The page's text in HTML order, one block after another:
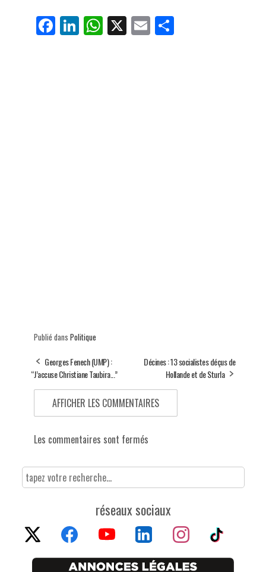
Fa
ce
Li
nk
W
ha
X E
m
Pa
rt
Publié dans Politique
Georges Fenech (UMP) :
“J’accuse Christiane Taubira...”
Décines : 13 socialistes déçus de
Hollande et de Sturla
AFFICHER LES COMMENTAIRES
Les commentaires sont fermés
réseaux sociaux